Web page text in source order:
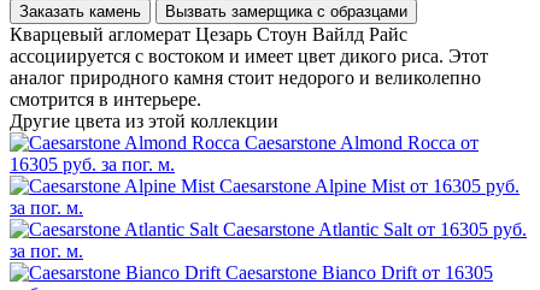
Заказать камень Вызвать замерщика с образцами
Кварцевый агломерат Цезарь Стоун Вайлд Райс
ассоциируется с востоком и имеет цвет дикого риса. Этот
аналог природного камня стоит недорого и великолепно
смотрится в интерьере.
Другие цвета из этой коллекции
Caesarstone Almond Rocca от
16305 руб. за пог. м.
Caesarstone Alpine Mist от 16305 руб.
за пог. м.
Caesarstone Atlantic Salt от 16305 руб.
за пог. м.
Caesarstone Bianco Drift от 16305